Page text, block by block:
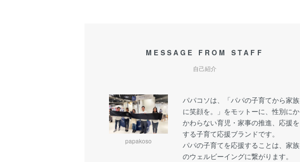
MESSAGE FROM STAFF
自己紹介
papakoso
パパコソは、「パパの子育てから家族
に笑顔を。」をモットーに、性別にか
かわらない育児・家事の推進、応援を
する子育て応援ブランドです。
パパの子育てを応援することは、家族
のウェルビーイングに繋がります。